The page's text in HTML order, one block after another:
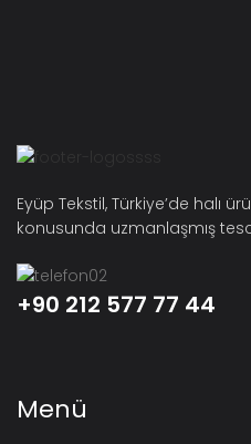
Eyüp Tekstil, Türkiye’de halı
konusunda uzmanlaşmış
+90 212 577 77 44
Menü